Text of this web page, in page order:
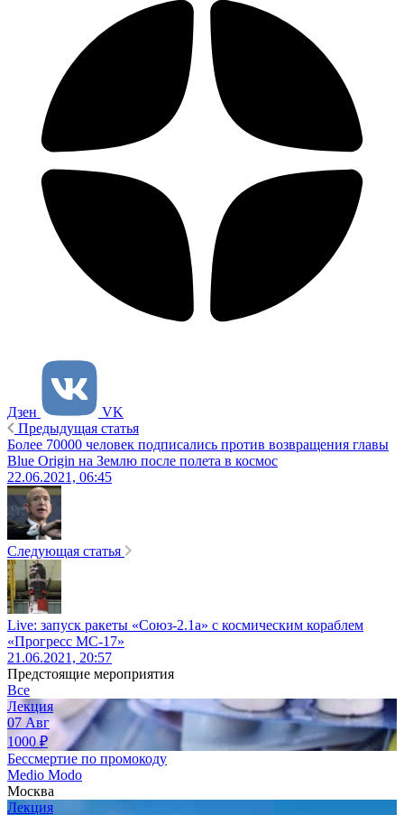
Дзен
VK
Предыдущая статья
Более 70000 человек подписались против возвращения главы
Blue Origin на Землю после полета в космос
22.06.2021, 06:45
Следующая статья
Live: запуск ракеты «Союз-2.1а» с космическим кораблем
«Прогресс МС-17»
21.06.2021, 20:57
Предстоящие мероприятия
Все
Лекция
07 Авг
1000₽
Бессмертие по промокоду
Medio Modo
Москва
Лекция